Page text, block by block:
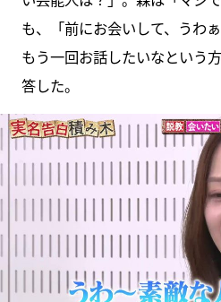
も、「前にお会いして、うわ
もう一回お話したいなという
答した。